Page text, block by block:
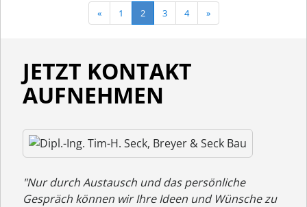
« 1 2 3 4 »
JETZT KONTAKT
AUFNEHMEN
"Nur durch Austausch und das persönliche
Gespräch können wir Ihre Ideen und Wünsche zu